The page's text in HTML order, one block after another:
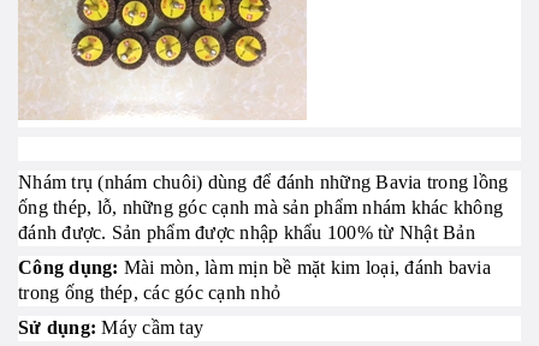
Nhám trụ (nhám chuôi) dùng để đánh những Bavia trong lồng
ống thép, lỗ, những góc cạnh mà sản phẩm nhám khác không
đánh được. Sản phẩm được nhập khẩu 100% từ Nhật Bản
Công dụng: Mài mòn, làm mịn bề mặt kim loại, đánh bavia
trong ống thép, các góc cạnh nhỏ
Sử dụng: Máy cầm tay